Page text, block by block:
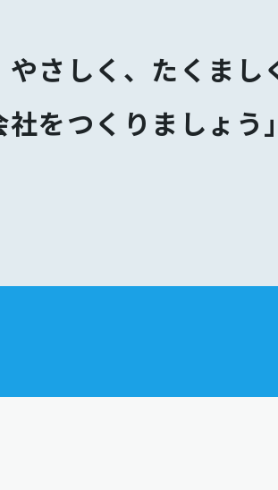
さしく、たくまし
社をつくりましょう」